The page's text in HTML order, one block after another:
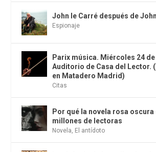
John le Carré después de
Espionaje
Parix música. Miércoles 24
Auditorio de Casa del Lector.
en Matadero Madrid)
Citas
Por qué la novela rosa oscura
millones de lectoras
Novela, El antídoto